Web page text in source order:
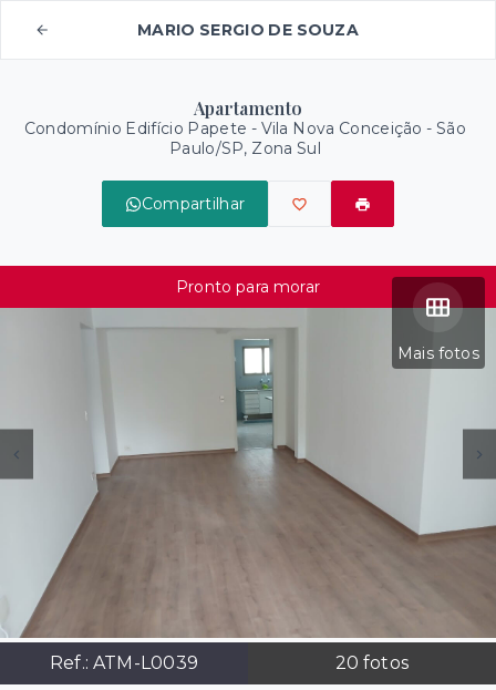
MARIO SERGIO DE SOUZA
Apartamento
Condomínio Edifício Papete - Vila Nova Conceição - São
Paulo/SP, Zona Sul
Compartilhar
Mais fotos
Ref.: ATM-L0039 20 fotos
Pronto para morar